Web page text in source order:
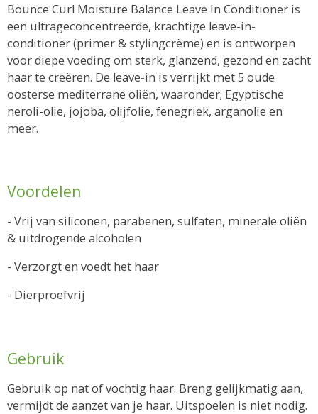
Bounce Curl Moisture Balance Leave In Conditioner is
een ultrageconcentreerde, krachtige leave-in-
conditioner (primer & stylingcrème) en is ontworpen
voor diepe voeding om sterk, glanzend, gezond en zacht
haar te creëren. De leave-in is verrijkt met 5 oude
oosterse mediterrane oliën, waaronder; Egyptische
neroli-olie, jojoba, olijfolie, fenegriek, arganolie en
meer.
Voordelen
- Vrij van siliconen, parabenen, sulfaten, minerale oliën
& uitdrogende alcoholen
- Verzorgt en voedt het haar
- Dierproefvrij
Gebruik
Gebruik op nat of vochtig haar. Breng gelijkmatig aan,
vermijdt de aanzet van je haar. Uitspoelen is niet nodig.